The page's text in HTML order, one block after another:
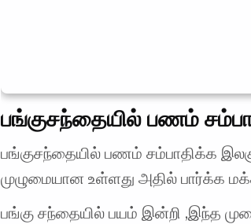
பங்குசந்தையில் பணம்
பங்குசந்தையில் பணம் சம்பாதிக்க
முழுமையான உள்ளது அதில் பார்க்க
பங்கு சந்தையில் பயம் இன்றி ,இந்த